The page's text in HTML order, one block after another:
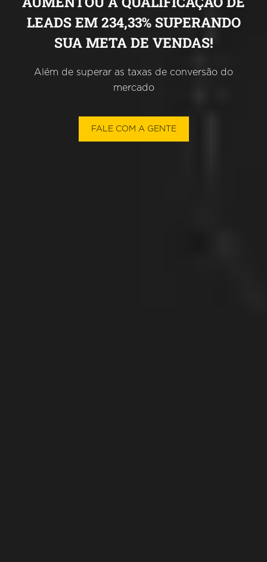
LEADS EM 234,33% SUPERANDO
SUA META DE VENDAS!
Além de superar as taxas de conversão do
mercado
FALE COM A GENTE